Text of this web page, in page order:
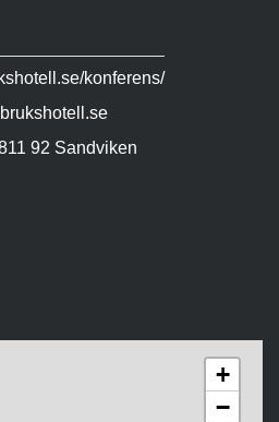
konferens/
92 Sandviken
+
−